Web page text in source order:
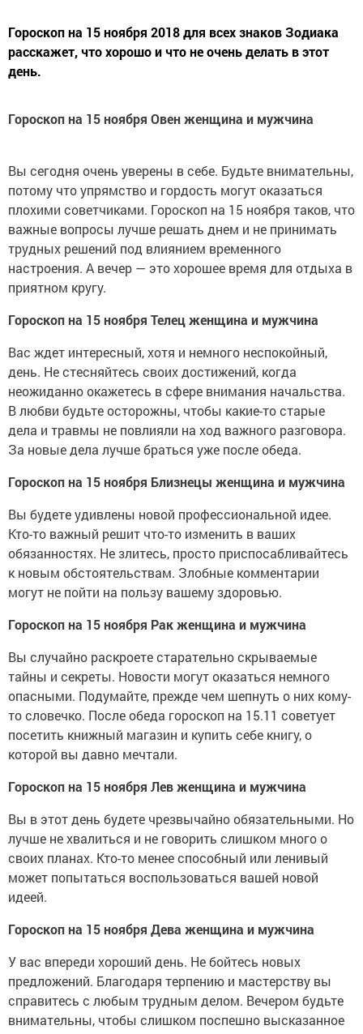
Гороскоп на 15 ноября 2018 для всех знаков Зодиака
расскажет, что хорошо и что не очень делать в этот
день.
Гороскоп на 15 ноября Овен женщина и мужчина
Вы сегодня очень уверены в себе. Будьте внимательны,
потому что упрямство и гордость могут оказаться
плохими советчиками. Гороскоп на 15 ноября таков, что
важные вопросы лучше решать днем и не принимать
трудных решений под влиянием временного
настроения. А вечер — это хорошее время для отдыха в
приятном кругу.
Гороскоп на 15 ноября Телец женщина и мужчина
Вас ждет интересный, хотя и немного неспокойный,
день. Не стесняйтесь своих достижений, когда
неожиданно окажетесь в сфере внимания начальства.
В любви будьте осторожны, чтобы какие-то старые
дела и травмы не повлияли на ход важного разговора.
За новые дела лучше браться уже после обеда.
Гороскоп на 15 ноября Близнецы женщина и мужчина
Вы будете удивлены новой профессиональной идее.
Кто-то важный решит что-то изменить в ваших
обязанностях. Не злитесь, просто приспосабливайтесь
к новым обстоятельствам. Злобные комментарии
могут не пойти на пользу вашему здоровью.
Гороскоп на 15 ноября Рак женщина и мужчина
Вы случайно раскроете старательно скрываемые
тайны и секреты. Новости могут оказаться немного
опасными. Подумайте, прежде чем шепнуть о них кому-
то словечко. После обеда гороскоп на 15.11 советует
посетить книжный магазин и купить себе книгу, о
которой вы давно мечтали.
Гороскоп на 15 ноября Лев женщина и мужчина
Вы в этот день будете чрезвычайно обязательными. Но
лучше не хвалиться и не говорить слишком много о
своих планах. Кто-то менее способный или ленивый
может попытаться воспользоваться вашей новой
идеей.
Гороскоп на 15 ноября Дева женщина и мужчина
У вас впереди хороший день. Не бойтесь новых
предложений. Благодаря терпению и мастерству вы
справитесь с любым трудным делом. Вечером будьте
внимательны, чтобы слишком поспешно высказанное